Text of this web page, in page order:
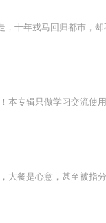
本专辑只做学习交流使用